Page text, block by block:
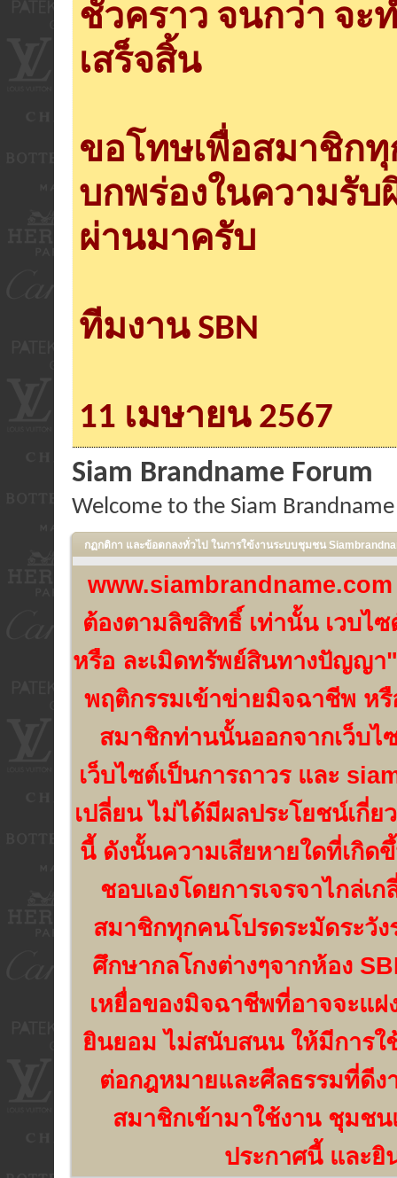
ชั่วคราว จนกว่า จะ
เสร็จสิ้น
ขอโทษเพื่อสมาชิก
บกพร่องในความรั
ผ่านมาครับ
ทีมงาน SBN
11 เมษายน 2567
Siam Brandname Forum
Welcome to the Siam
กฏกติกา และข้อตกลงทั่วไป ในการใฃ้งานระบบชุมชน
ต้องตามลิขสิทธิ์ เท่านั้น เวบไ
หรือ ละเมิดทรัพย์สินทางปัญญ
พฤติกรรมเข้าข่ายมิจฉาชีพ ห
สมาชิกท่านนั้นออกจากเว็บ
เว็บไซต์เป็นการถาวร และ
เปลี่ยน ไม่ได้มีผลประโยชน์เกี่
นี้ ดังนั้นความเสียหายใดที่เกิด
ชอบเองโดยการเจรจาไกล่
สมาชิกทุกคนโปรดระมัดระวั
ศึกษากลโกงต่างๆจากห้อง
เหยื่อของมิจฉาชีพที่อาจจะแฝ
ยินยอม ไม่สนับสนน ให้มีการใ
ต่อกฎหมายและศีลธรรมที่ดีง
สมาชิกเข้ามาใช้งาน ชุมชน
ประกาศนี้ และ